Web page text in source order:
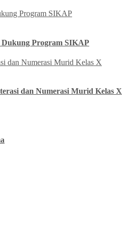
Program SIKAP
dan Numerasi Murid Kelas X